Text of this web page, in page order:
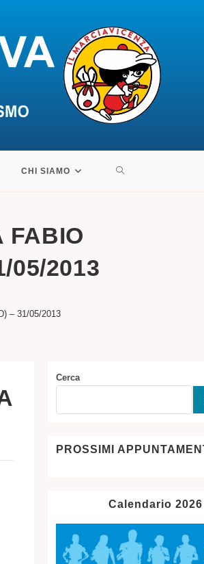
CHI SIAMO ATTIVA/DISATTIVA
FABIO
05/2013
– 31/05/2013
Cerca
PROSSIMI
Calendario 2026